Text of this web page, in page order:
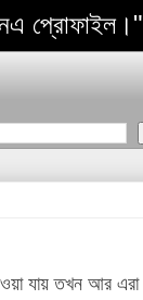
প্রোফাইল।"
যায় তখন আর এরা